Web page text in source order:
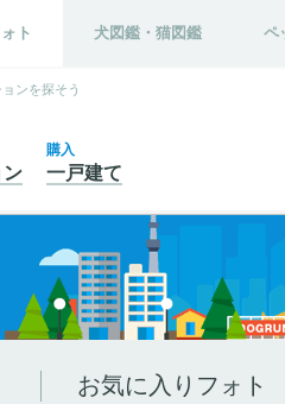
ト 犬図鑑・猫図鑑 ペ
ンを探そう
ン
購入
一戸建て
お気に入りフォト